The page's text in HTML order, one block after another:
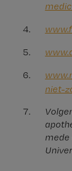
niet-
mede